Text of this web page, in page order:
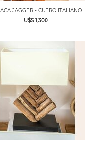
JAGGER - CUERO ITALIANO
U$S 1,300